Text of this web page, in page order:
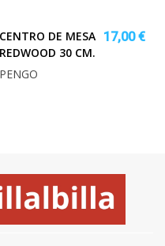
CENTRO DE MESA
REDWOOD 30 CM.
17,00 €
PENGO